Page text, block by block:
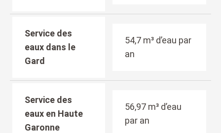
Service des
eaux dans le
Gard
54,7 m³ d’eau par
an
Service des
eaux en Haute
Garonne
56,97 m³ d’eau
par an